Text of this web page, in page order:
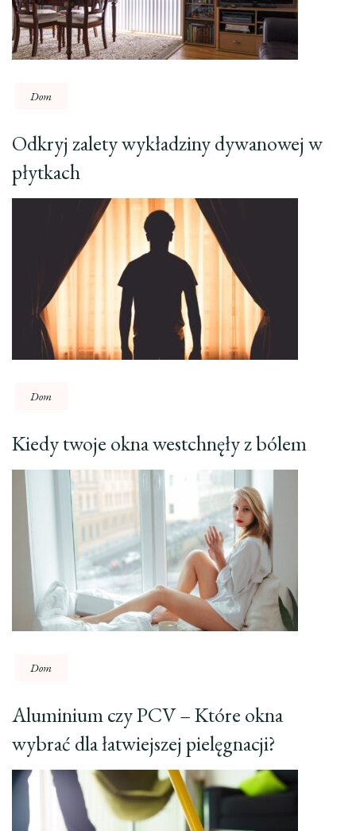
Dom
Odkryj zalety wykładziny dywanowej w
płytkach
Dom
Kiedy twoje okna westchnęły z bólem
Dom
Aluminium czy PCV – Które okna
wybrać dla łatwiejszej pielęgnacji?